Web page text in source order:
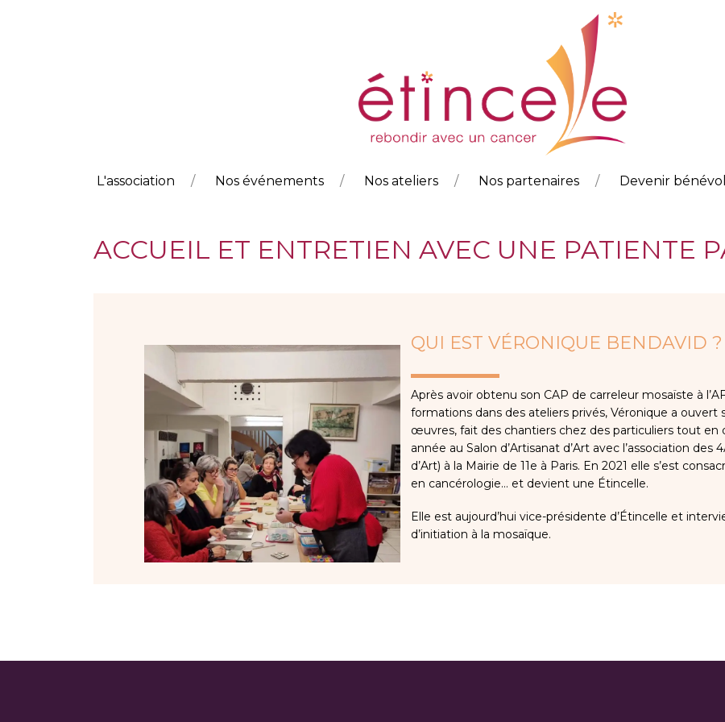
L'association Nos événements Nos ateliers Nos partenaires Devenir
ACCUEIL ET ENTRETIEN AVEC UNE PATIENTE
QUI EST VÉRONIQUE BENDAVID ?
Après avoir obtenu son CAP de carreleur mosaïste à
formations dans des ateliers privés, Véronique a
œuvres, fait des chantiers chez des particuliers tout en
année au Salon d’Artisanat d’Art avec l’association des
d’Art) à la Mairie de 11e à Paris. En 2021 elle s’est
en cancérologie… et devient une Étincelle.
Elle est aujourd’hui vice-présidente d’Étincelle et
d’initiation à la mosaïque.